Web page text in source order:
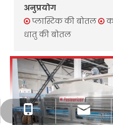
अनुप्रयोग
 प्लास्टिक की बोतल 
धातु की बोतल
+86-
bang@king-
+86- बैंग